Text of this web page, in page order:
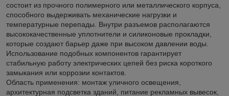
состоит из прочного полимерного или металлического корпуса,
способного выдерживать механические нагрузки и
температурные перепады. Внутри разъемов располагаются
высококачественные уплотнители и силиконовые прокладки,
которые создают барьер даже при высоком давлении воды.
Использование подобных компонентов гарантирует
стабильную работу электрических цепей без риска короткого
замыкания или коррозии контактов.
Область применения: монтаж уличного освещения,
архитектурная подсветка зданий, питание рекламных вывесок,